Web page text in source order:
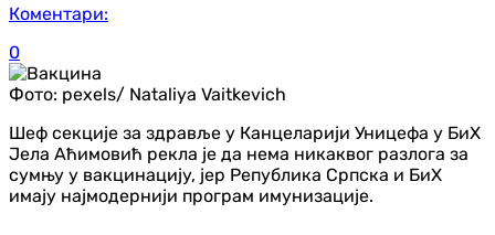
Коментари:
0
Фото: pexels/ Nataliya Vaitkevich
Шеф секције за здравље у Канцеларији Уницефа у БиХ
Јела Аћимовић рекла је да нема никаквог разлога за
сумњу у вакцинацију, јер Република Српска и БиХ
имају најмодернији програм имунизације.